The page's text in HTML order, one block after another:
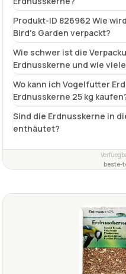
Wo kann ich Vogelfutter
Erdnusskerne 25 kg kaufen?
Sind die Erdnusskerne in
enthäutet?
beste-